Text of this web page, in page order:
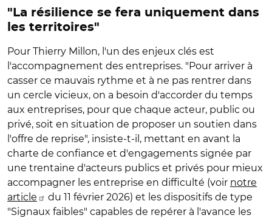
"La résilience se fera uniquement dans
les territoires"
Pour Thierry Millon, l'un des enjeux clés est
l'accompagnement des entreprises. "Pour arriver à
casser ce mauvais rythme et à ne pas rentrer dans
un cercle vicieux, on a besoin d'accorder du temps
aux entreprises, pour que chaque acteur, public ou
privé, soit en situation de proposer un soutien dans
l'offre de reprise", insiste-t-il, mettant en avant la
charte de confiance et d'engagements signée par
une trentaine d'acteurs publics et privés pour mieux
accompagner les entreprise en difficulté (voir notre
article
du 11 février 2026) et les dispositifs de type
"Signaux faibles" capables de repérer à l'avance les